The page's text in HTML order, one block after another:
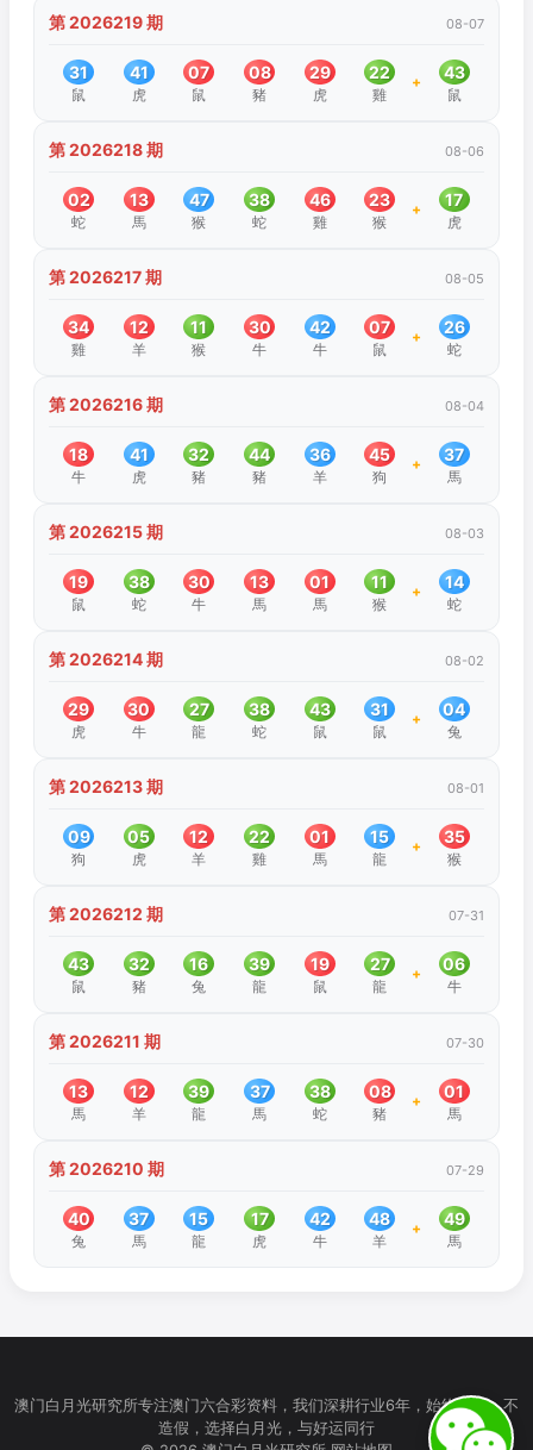
第 2026219 期 08-07
31
鼠
41
虎
07
鼠
08
豬
29
虎
22
雞
+ 43
鼠
第 2026218 期 08-06
02
蛇
13
馬
47
猴
38
蛇
46
雞
23
猴
+ 17
虎
第 2026217 期 08-05
34
雞
12
羊
11
猴
30
牛
42
牛
07
鼠
+ 26
蛇
第 2026216 期 08-04
18
牛
41
虎
32
豬
44
豬
36
羊
45
狗
+ 37
馬
第 2026215 期 08-03
19
鼠
38
蛇
30
牛
13
馬
01
馬
11
猴
+ 14
蛇
第 2026214 期 08-02
29
虎
30
牛
27
龍
38
蛇
43
鼠
31
鼠
+ 04
兔
第 2026213 期 08-01
09
狗
05
虎
12
羊
22
雞
01
馬
15
龍
+ 35
猴
第 2026212 期 07-31
43
鼠
32
豬
16
兔
39
龍
19
鼠
27
龍
+ 06
牛
第 2026211 期 07-30
13
馬
12
羊
39
龍
37
馬
38
蛇
08
豬
+ 01
馬
第 2026210 期 07-29
40
兔
37
馬
15
龍
17
虎
42
牛
48
羊
+ 49
馬
澳门白月光研究所专注澳门六合彩资料，我们深耕行业6年，始终如一，不
造假，选择白月光，与好运同行